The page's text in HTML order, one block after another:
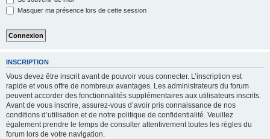
Masquer ma présence lors de cette session
INSCRIPTION
Vous devez être inscrit avant de pouvoir vous connecter. L’inscription est
rapide et vous offre de nombreux avantages. Les administrateurs du forum
peuvent accorder des fonctionnalités supplémentaires aux utilisateurs inscrits.
Avant de vous inscrire, assurez-vous d’avoir pris connaissance de nos
conditions d’utilisation et de notre politique de confidentialité. Veuillez
également prendre le temps de consulter attentivement toutes les règles du
forum lors de votre navigation.